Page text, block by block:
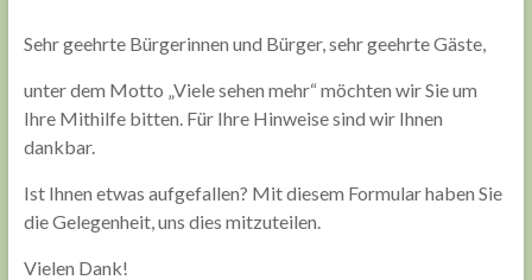
Sehr geehrte Bürgerinnen und Bürger, sehr geehrte Gäste,
unter dem Motto „Viele sehen mehr“ möchten wir Sie um
Ihre Mithilfe bitten. Für Ihre Hinweise sind wir Ihnen
dankbar.
Ist Ihnen etwas aufgefallen? Mit diesem Formular haben Sie
die Gelegenheit, uns dies mitzuteilen.
Vielen Dank!